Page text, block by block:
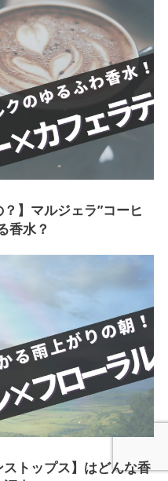
】マルジェラ”コーヒ
香水？
トップス】はどんな香